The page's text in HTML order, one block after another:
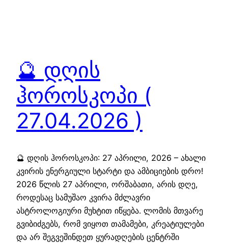
🔮 დღის
ჰოროსკოპი (
27.04.2026 )
🔮 დღის ჰოროსკოპი: 27 აპრილი, 2026 – ახალი
კვირის ენერგიული სტარტი და ამბიციების დრო!
2026 წლის 27 აპრილი, ორშაბათი, არის დღე,
როდესაც სამუშაო კვირა მძლავრი
ასტროლოგიური მუხტით იწყება. ლომის მთვარე
გვიბიძგებს, რომ ვიყოთ თამამები, კრეატიულები
და არ შეგვეშინდეთ ყურადღების ცენტრში